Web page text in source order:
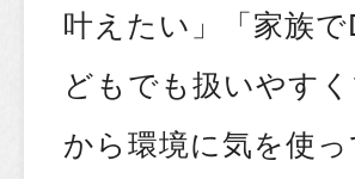
叶えたい」「家族
どもでも扱いやす
から環境に気を使